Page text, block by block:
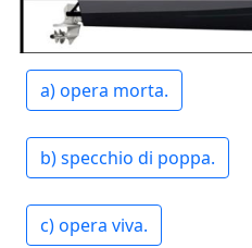
a) opera morta.
b) specchio di poppa.
c) opera viva.